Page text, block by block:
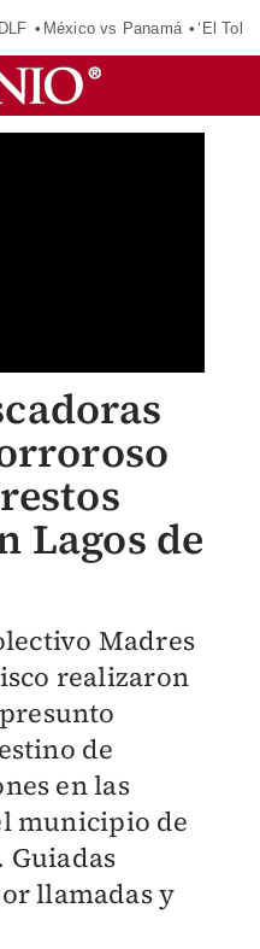
México vs Panamá ‘El
Lagos de
Madres
realizaron
de
en las
municipio de
Guiadas
llamadas y